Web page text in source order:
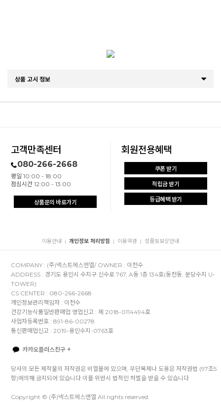
상품 고시 정보
고객만족센터
080-266-2668
평일 10:00 - 18:00
점심시간 12:00 - 13:00
상품문의 바로가기
회원전용혜택
쿠폰 받기
적립금 받기
등급혜택 받기
이용안내 | 개인정보 처리방침 | 이용약관 | 정품및보상안내
COMPANY : (주)넥스트에스엔엘/ OWNER : 이천수
ADDRESS : 경기도 용인시 수지구 신수로 767, A동 1층 134호(동천동, 분당수지 U-
TOWER)
CS CENTER : 080-266-2668
개인정보관리책임자 : 이천수
건강기능식품일반판매업 영업신고 : 제 2018-0114494호
사업자등록번호 : 891-86-00278
통신판매업신고 : 2019-용인수지-0763호
카카오플러스친구 +
당사의 모든 제작물의 저작권은 비엘몰에 있으며, 무단복제나 도용은 저작권법 (97조5
항)에의해 금지되어 있습니다.이를 위반시 법적인 처벌을 받을 수 있습니다
Copyright © (주)넥스트에스앤엘 All rights reserved.